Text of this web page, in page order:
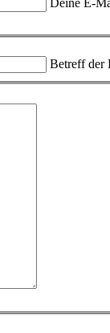
Betreff der